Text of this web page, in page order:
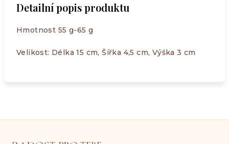
Detailní popis produktu
Hmotnost 55 g-65 g
Velikost: Délka 15 cm, Šířka 4,5 cm, Výška 3 cm